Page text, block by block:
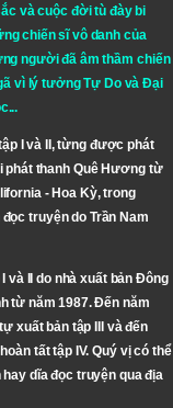
và cuộc đời tù đày bi
chiến sĩ vô danh của
người đã âm thầm chiến
vì lý tưởngTự DovàĐại
...
I và II, từng được phát
phát thanh Quê Hương từ
- Hoa Kỳ, trong
truyện do Trần Nam
và II do nhà xuất bản Đông
từ năm 1987. Đến năm
xuất bản tập III và đến
tất tập IV. Quý vị có thể
hay dĩa đọc truyện qua địa